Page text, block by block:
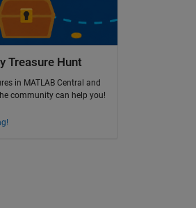
Treasure Hunt
in MATLAB Central and
community can help you!